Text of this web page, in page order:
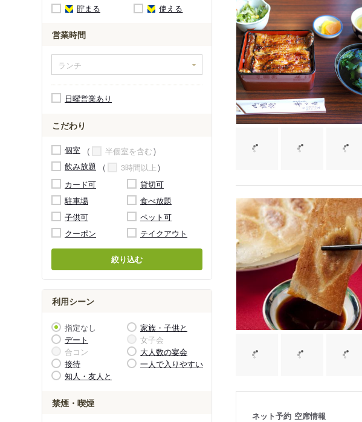
貯まる 使える
営業時間
日曜営業あり
こだわり
個室
半個室を含む
飲み放題
3時間以上
カード可
貸切可
駐車場
食べ放題
子供可
ペット可
クーポン
テイクアウト
絞り込む
利用シーン
指定なし
家族・子供と
デート
女子会
合コン
大人数の宴会
接待
一人で入りやすい
知人・友人と
禁煙・喫煙
ネット予約 空席情報